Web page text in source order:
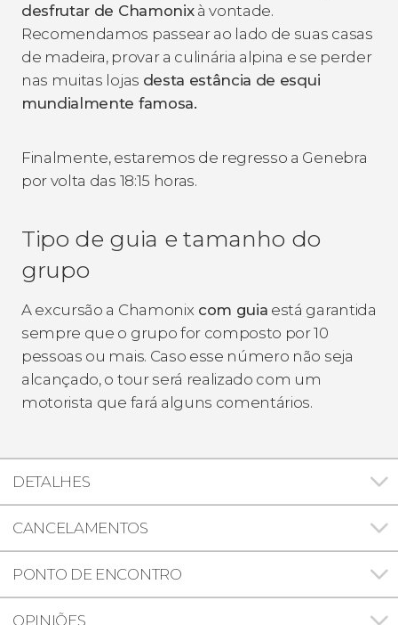
desfrutar de Chamonixà vontade.
Recomendamos passear ao lado de suas casas
de madeira, provar a culinária alpina e se perder
nas muitas lojas desta estância de esqui
mundialmente famosa.
Finalmente, estaremos de regresso a Genebra
por volta das 18:15 horas.
Tipo de guia e tamanho do
grupo
A excursão a Chamonix com guia está garantida
sempre que o grupo for composto por 10
pessoas ou mais. Caso esse número não seja
alcançado, o tour será realizado com um
motorista que fará alguns comentários.
DETALHES
CANCELAMENTOS
PONTO DE ENCONTRO
OPINIÕES